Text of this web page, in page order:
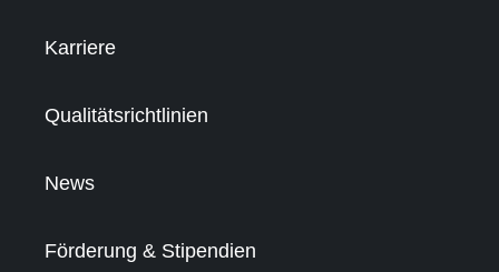
Karriere
Qualitätsrichtlinien
News
Förderung & Stipendien